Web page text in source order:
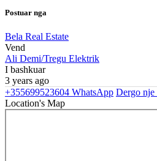
Postuar nga
Bela Real Estate
Vend
Ali Demi/Tregu Elektrik
I bashkuar
3 years ago
+355699523604 WhatsApp Dergo nje
Location's Map